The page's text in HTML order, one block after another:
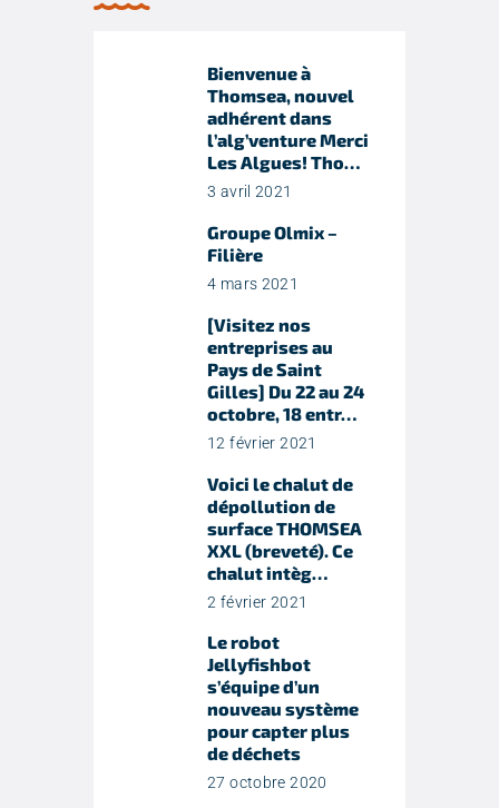
Bienvenue à
Thomsea, nouvel
adhérent dans
l’alg’venture Merci
Les Algues! Tho…
3 avril 2021
Groupe Olmix –
Filière
4 mars 2021
[Visitez nos
entreprises au
Pays de Saint
Gilles] Du 22 au 24
octobre, 18 entr…
12 février 2021
Voici le chalut de
dépollution de
surface THOMSEA
XXL (breveté). Ce
chalut intèg…
2 février 2021
Le robot
Jellyfishbot
s’équipe d’un
nouveau système
pour capter plus
de déchets
27 octobre 2020